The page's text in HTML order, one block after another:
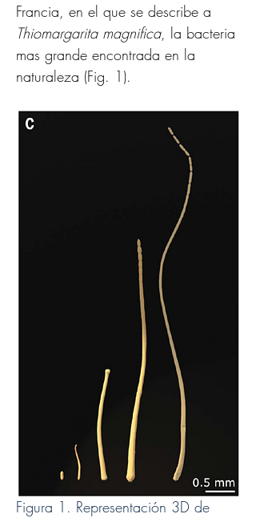
Francia, en el que se describe a
Thiomargarita magnifica, la bacteria
mas grande encontrada en la
naturaleza (Fig. 1).
Figura 1. Representación 3D de